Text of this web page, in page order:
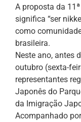
A proposta da
significa “ser
como
brasileira.
Neste ano, antes
outubro (sexta-
representantes
Japonês do
da Imigração
Acompanhado